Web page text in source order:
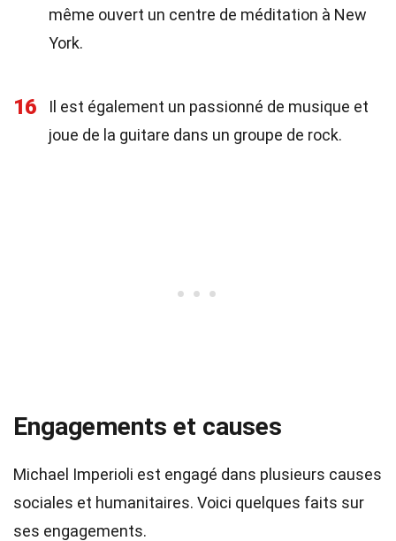
même ouvert un centre de méditation à New
York.
16
Il est également un passionné de musique et
joue de la guitare dans un groupe de rock.
Engagements et causes
Michael Imperioli est engagé dans plusieurs causes
sociales et humanitaires. Voici quelques faits sur
ses engagements.